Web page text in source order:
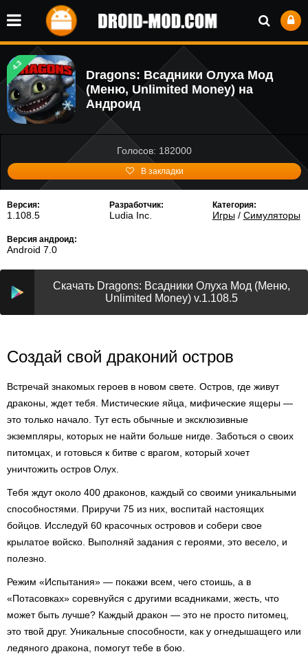
4.3
Dragons: Всадники Олуха Мод
(Меню, Unlimited Money) на
Андроид
Голосов: 182000
В закладки
Версия:
1.108.5
Разработчик:
Ludia Inc.
Категория:
Игры/ Симуляторы
Версия андроид:
Android 7.0
Скачать Dragons: Всадники Олуха Мод (Меню,
Unlimited Money) v.1.108.5
Создай свой драконий остров
Встречай знакомых героев в новом свете. Остров, где живут
драконы, ждет тебя. Мистические яйца, мифические ящеры —
это только начало. Тут есть обычные и эксклюзивные
экземпляры, которых не найти больше нигде. Заботься о своих
питомцах, и готовься к битве с врагом, который хочет
уничтожить остров Олух.
Тебя ждут около 400 драконов, каждый со своими уникальными
способностями. Приручи 75 из них, воспитай настоящих
бойцов. Исследуй 60 красочных островов и собери свое
крылатое войско. Выполняй задания с героями, это весело, и
полезно.
Режим «Испытания» — покажи всем, чего стоишь, а в
«Потасовках» соревнуйся с другими всадниками, жесть, что
может быть лучше? Каждый дракон — это не просто питомец,
это твой друг. Уникальные способности, как у огнедышащего или
ледяного дракона, помогут тебе в бою.